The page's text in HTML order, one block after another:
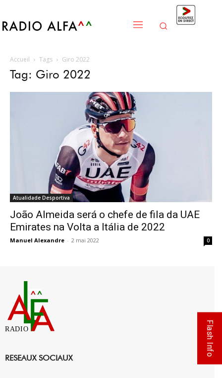
Accueil Tags Giro 2022
Tag: Giro 2022
Atualidade Desportiva
João Almeida será o chefe de fila da UAE
Emirates na Volta a Itália de 2022
Manuel Alexandre - 2 mai 2022 0
RADIO
RESEAUX SOCIAUX
Flash Info